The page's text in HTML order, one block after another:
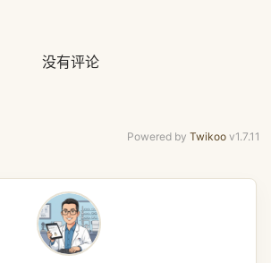
没有评论
Powered by Twikoo v1.7.11